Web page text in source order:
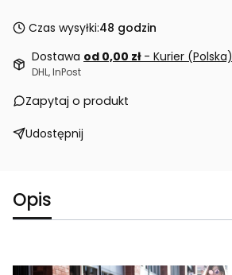
Czas wysyłki:48 godzin
Dostawa od 0,00 zł - Kurier (Polska)
DHL, InPost
Zapytaj o produkt
Udostępnij
Opis